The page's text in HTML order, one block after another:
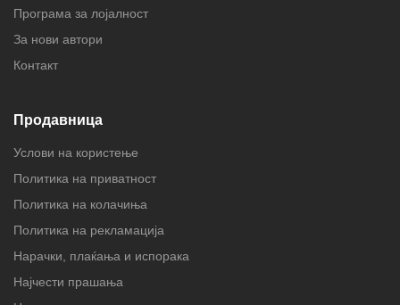
Програма за лојалност
За нови автори
Контакт
Продавница
Услови на користење
Политика на приватност
Политика на колачиња
Политика на рекламација
Нарачки, плаќања и испорака
Најчести прашања